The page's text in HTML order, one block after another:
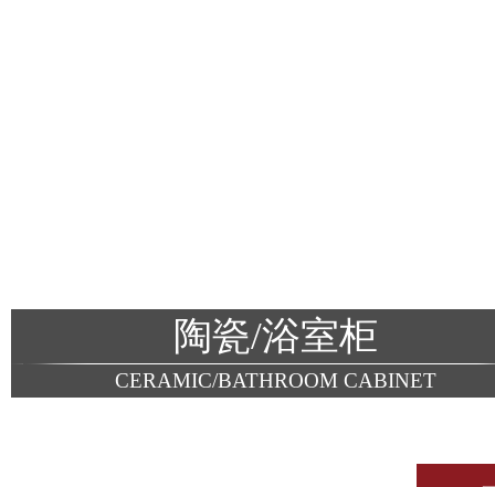
陶瓷/浴室柜
CERAMIC/BATHROOM CABINET